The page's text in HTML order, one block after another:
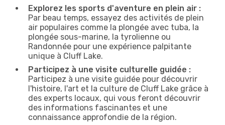
Explorez les sports d'aventure en plein air :
Par beau temps, essayez des activités de plein
air populaires comme la plongée avec tuba, la
plongée sous-marine, la tyrolienne ou
Randonnée pour une expérience palpitante
unique à Cluff Lake.
Participez à une visite culturelle guidée :
Participez à une visite guidée pour découvrir
l'histoire, l'art et la culture de Cluff Lake grâce à
des experts locaux, qui vous feront découvrir
des informations fascinantes et une
connaissance approfondie de la région.